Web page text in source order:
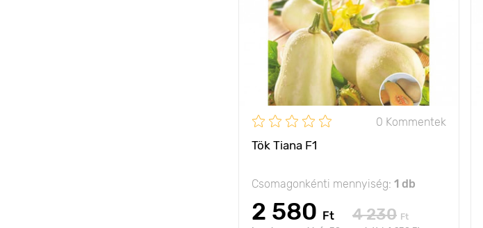
0 Kommentek
Tök Tiana F1
Csomagonkénti mennyiség: 1 db
2 580 Ft 4 230 Ft
magasság
Ültetési távolság 150 х 100 cm
Fényigény nap
A termés súlya 1 - 2 kg